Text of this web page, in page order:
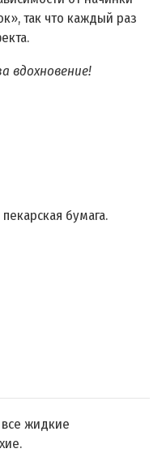
так что каждый раз
вдохновение!
бумага.
все жидкие